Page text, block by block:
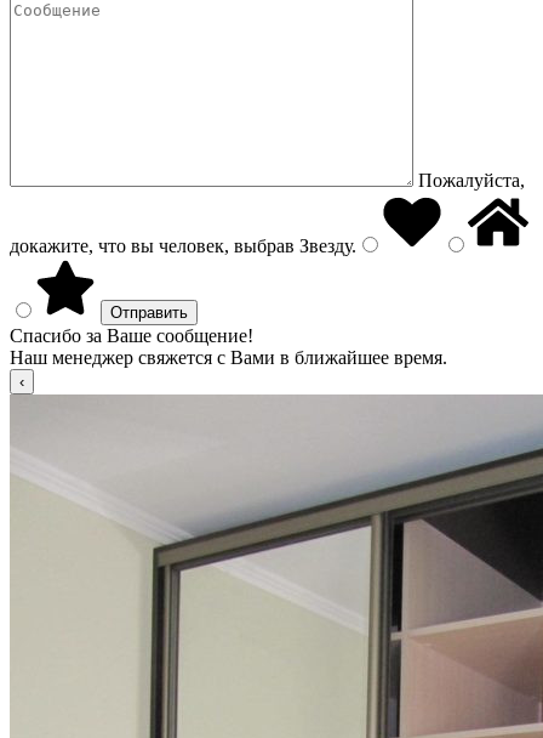
Пожалуйста,
докажите, что вы человек, выбрав Звезду.
Спасибо за Ваше сообщение!
Наш менеджер свяжется с Вами в ближайшее время.